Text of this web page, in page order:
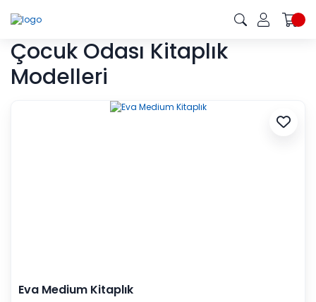
Çocuk Odası Kitaplık
Modelleri
Eva Medium Kitaplık